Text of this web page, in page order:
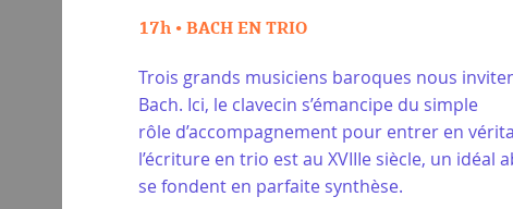
17h • BACH EN TRIO
Trois grands musiciens baroques nous
Bach. Ici, le clavecin s’émancipe du simple
rôle d’accompagnement pour entrer en
l’écriture en trio est au XVIIIe siècle, un
se fondent en parfaite synthèse.